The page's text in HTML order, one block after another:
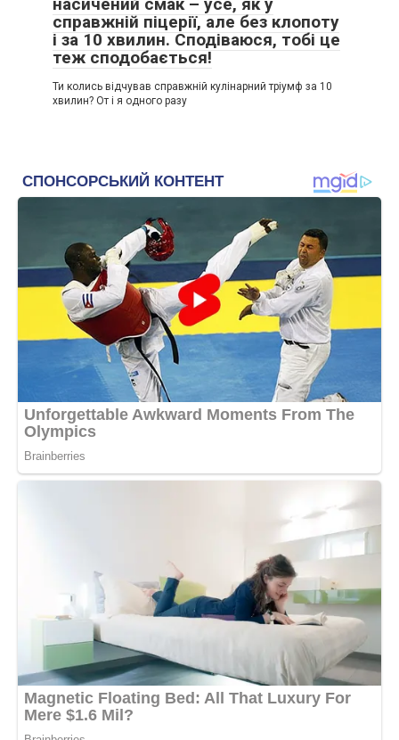
справжній піцерії, але без клопоту
і за 10 хвилин. Сподіваюся, тобі це
теж сподобається!
Ти колись відчував справжній кулінарний тріумф за 10
хвилин? От і я одного разу